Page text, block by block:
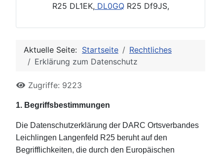
R25 DL1EK, DL0GQR25 Df9JS,
Aktuelle Seite: Startseite
Rechtliches
Erklärung zum Datenschutz
Zugriffe: 9223
1. Begriffsbestimmungen
Die Datenschutzerklärung der DARC Ortsverbandes
Leichlingen Langenfeld R25 beruht auf den
Begrifflichkeiten, die durch den Europäischen